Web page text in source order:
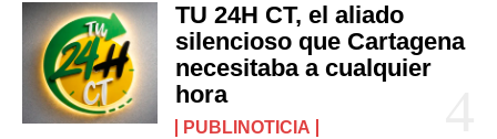
TU 24H CT, el aliado
silencioso que Cartagena
necesitaba a cualquier
hora
PUBLINOTICIA